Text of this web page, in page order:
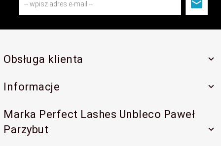
Obsługa klienta
Informacje
Marka Perfect Lashes Unbleco Paweł
Parzybut